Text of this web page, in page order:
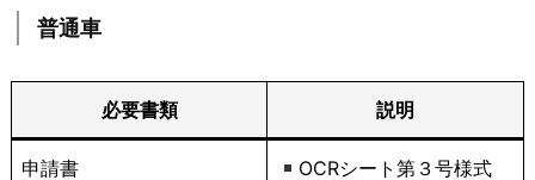
普通車
必要書類 説明
申請書 OCRシート第３号様式